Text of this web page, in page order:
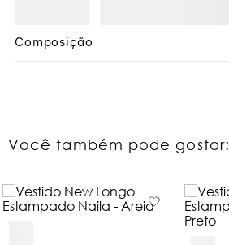
Composição
Você também pode gostar: